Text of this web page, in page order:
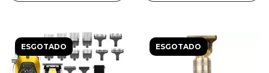
ESGOTADO ESGOTADO